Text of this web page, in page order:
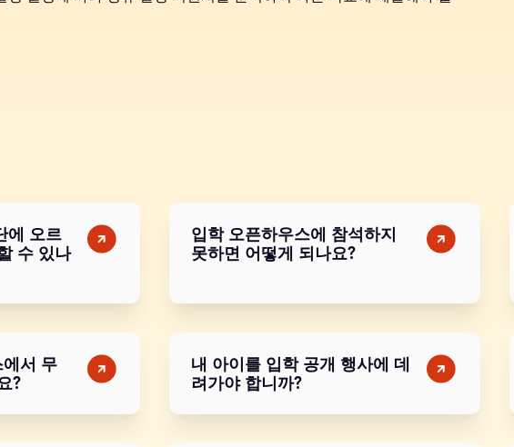
에 오르
수 있나
입학 오픈하우스에 참석하지
못하면 어떻게 되나요?
서 무
?
내 아이를 입학 공개 행사에 데
려가야 합니까?